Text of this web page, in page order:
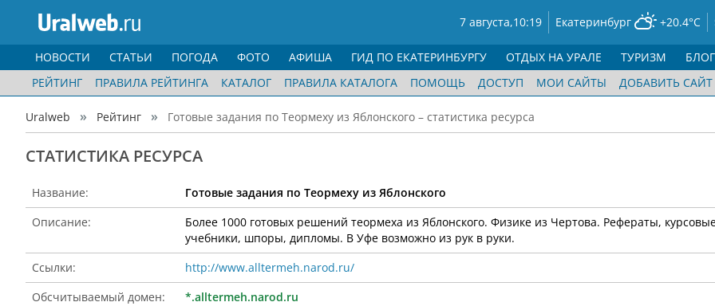
7 августа,10:19 Екатеринбург +20.4°C
НОВОСТИ СТАТЬИ ПОГОДА ФОТО АФИША ГИД ПО ЕКАТЕРИНБУРГУ ОТДЫХ НА УРАЛЕ ТУРИЗМ
РЕЙТИНГ
ПРАВИЛА РЕЙТИНГА КАТАЛОГ ПРАВИЛА КАТАЛОГА ПОМОЩЬ ДОСТУП МОИ САЙТЫ ДОБАВИТЬ САЙТ
Uralweb Рейтинг Готовые задания по Теормеху из Яблонского – статистика ресурса
CТАТИСТИКА РЕСУРСА
Название:
Готовые задания по Теормеху из Яблонского
Описание:
Более 1000 готовых решений теормеха из Яблонского. Физике из Чертова. Рефераты,
учебники, шпоры, дипломы. В Уфе возможно из рук в руки.
Ссылки:
http://www.alltermeh.narod.ru/
Обсчитываемый домен:
*.alltermeh.narod.ru